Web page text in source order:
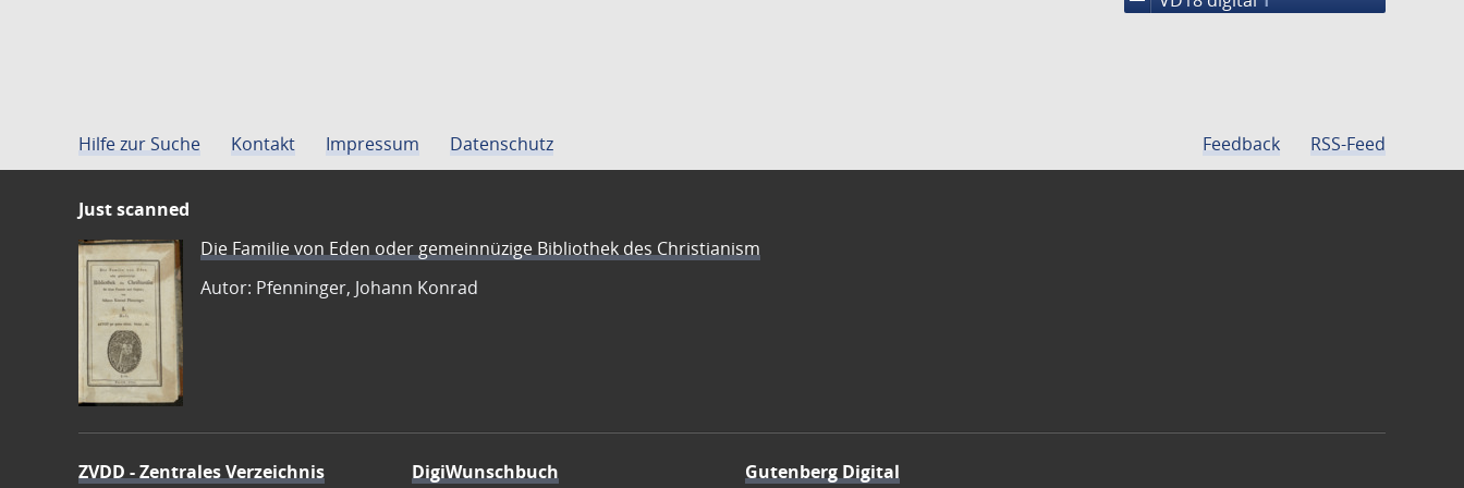
Hilfe zur Suche Kontakt Impressum Datenschutz Feedback RSS-Feed
Just scanned
Die Familie von Eden oder gemeinnüzige Bibliothek des Christianism
Autor: Pfenninger, Johann Konrad
ZVDD - Zentrales Verzeichnis
DigiWunschbuch Gutenberg Digital